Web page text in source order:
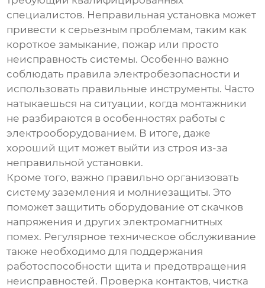
специалистов. Неправильная установка может
привести к серьезным проблемам, таким как
короткое замыкание, пожар или просто
неисправность системы. Особенно важно
соблюдать правила электробезопасности и
использовать правильные инструменты. Часто
натыкаешься на ситуации, когда монтажники
не разбираются в особенностях работы с
электрооборудованием. В итоге, даже
хороший щит может выйти из строя из-за
неправильной установки.
Кроме того, важно правильно организовать
систему заземления и молниезащиты. Это
поможет защитить оборудование от скачков
напряжения и других электромагнитных
помех. Регулярное техническое обслуживание
также необходимо для поддержания
работоспособности щита и предотвращения
неисправностей. Проверка контактов, чистка